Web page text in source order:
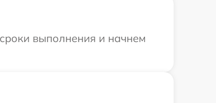
выполнения и начнем